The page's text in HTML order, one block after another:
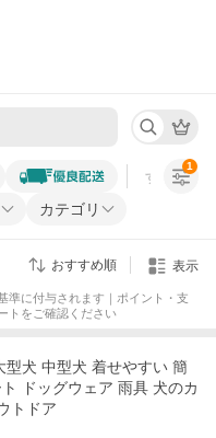
すべての条
カテゴリ
1
おすすめ順 表示
準に付与されます｜ポイント・支
トをご確認ください
型犬 中型犬 着せやすい 簡
ドッグウェア 雨具 犬のカ
トドア